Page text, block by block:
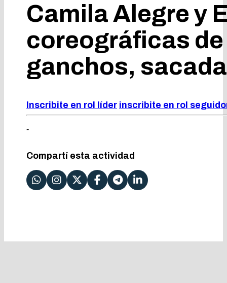
Camila Alegre y
coreográficas
ganchos,
Inscribite en rol líder inscribite en rol
-
Compartí esta actividad